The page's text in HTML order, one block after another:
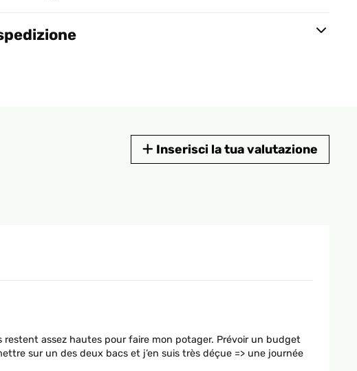
Inserisci la tua valutazione
assez hautes pour faire mon potager. Prévoir un budget
sur un des deux bacs et j’en suis très déçue => une journée